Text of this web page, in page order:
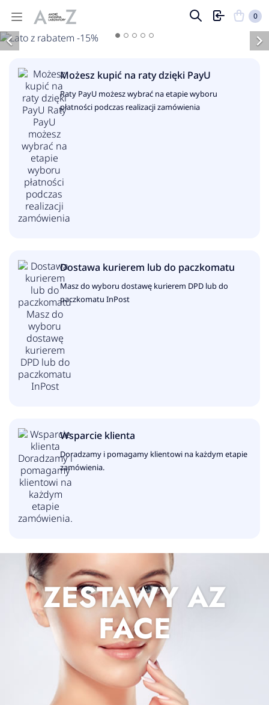
0
KUP TERAZ
KUP TERAZ
KUP TERAZ
KUP TERAZ
KUP TERAZ
 
Możesz kupić na raty dzięki PayU
Raty PayU możesz wybrać na etapie wyboru
płatności podczas realizacji zamówienia
Dostawa kurierem lub do paczkomatu
Masz do wyboru dostawę kurierem DPD lub do
paczkomatu InPost
Wsparcie klienta
Doradzamy i pomagamy klientowi na każdym etapie
zamówienia.
ZESTAWY AZ
FACE